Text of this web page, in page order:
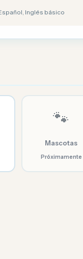
Inglés básico
🐾
Mascotas
Próximamente